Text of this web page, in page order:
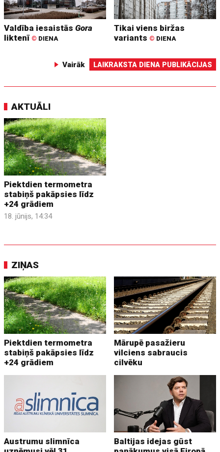
Valdība iesaistāsGora
liktenī © DIENA
Tikai viens biržas
variants © DIENA
Vairāk LAIKRAKSTA DIENA PUBLIKĀCIJAS
AKTUĀLI
Piektdien termometra
stabiņš pakāpsies līdz
+24 grādiem
18. jūnijs, 14:34
ZIŅAS
Piektdien termometra
stabiņš pakāpsies līdz
+24 grādiem
Mārupē pasažieru
vilciens sabraucis
cilvēku
Austrumu slimnīca
Baltijas idejas gūst